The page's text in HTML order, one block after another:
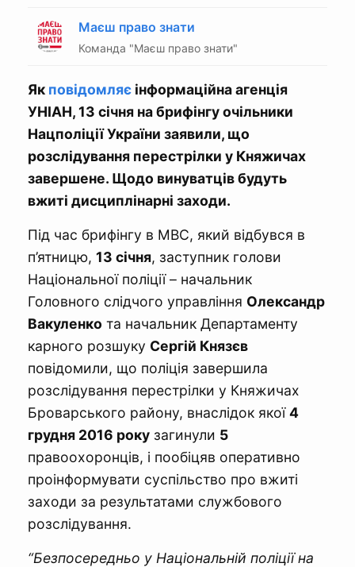
Маєш право знати
Команда "Маєш право знати"
Як повідомляє інформаційна агенція
УНІАН, 13 січня на брифінгу очільники
Нацполіції України заявили, що
розслідування перестрілки у Княжичах
завершене. Щодо винуватців будуть
вжиті дисциплінарні заходи.
Під час брифінгу в МВС, який відбувся в
п’ятницю, 13 січня, заступник голови
Національної поліції – начальник
Головного слідчого управління Олександр
Вакуленко та начальник Департаменту
карного розшуку Сергій Князєв
повідомили, що поліція завершила
розслідування перестрілки у Княжичах
Броварського району, внаслідок якої4
грудня 2016 року загинули 5
правоохоронців, і пообіцяв оперативно
проінформувати суспільство про вжиті
заходи за результатами службового
розслідування.
“Безпосередньо у Національній поліції на